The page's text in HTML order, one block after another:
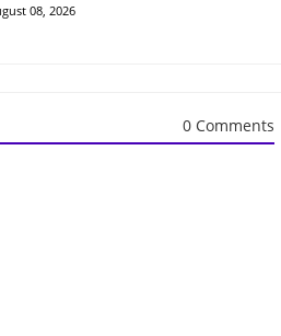
08, 2026
0 Comments